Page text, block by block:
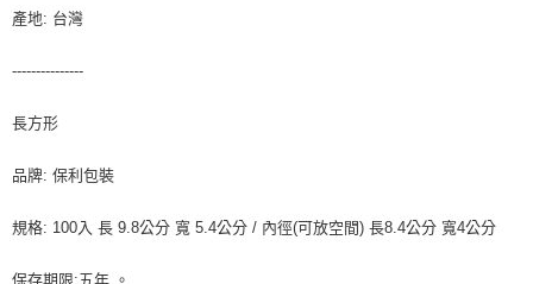
產地: 台灣
---------------
長方形
品牌: 保利包裝
規格: 100入 長 9.8公分 寬 5.4公分 / 內徑(可放空間) 長8.4公分 寬4公分
保存期限:五年 。